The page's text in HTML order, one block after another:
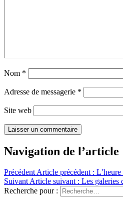
Nom *
Adresse de messagerie *
Site web
Navigation de l’article
PrécédentArticle précédent :
SuivantArticle suivant : Les galeries
Recherche pour :